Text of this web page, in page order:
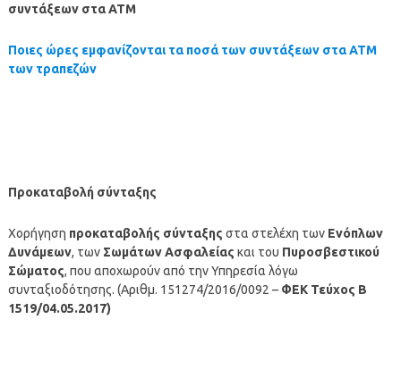
συντάξεων στα ΑΤΜ
Ποιες ώρες εμφανίζονται τα ποσά των συντάξεων στα ΑΤΜ
των τραπεζών
Προκαταβολή σύνταξης
Χορήγηση προκαταβολής σύνταξης στα στελέχη των Ενόπλων
Δυνάμεων, των Σωμάτων Ασφαλείας και του Πυροσβεστικού
Σώματος, που αποχωρούν από την Υπηρεσία λόγω
συνταξιοδότησης. (Αριθμ. 151274/2016/0092 – ΦΕΚ Τεύχος Β
1519/04.05.2017)